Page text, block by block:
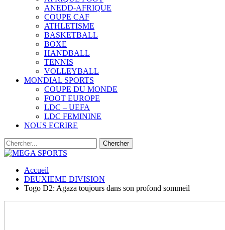
ANEDD-AFRIQUE
COUPE CAF
ATHLETISME
BASKETBALL
BOXE
HANDBALL
TENNIS
VOLLEYBALL
MONDIAL SPORTS
COUPE DU MONDE
FOOT EUROPE
LDC – UEFA
LDC FEMININE
NOUS ECRIRE
Accueil
DEUXIEME DIVISION
Togo D2: Agaza toujours dans son profond sommeil